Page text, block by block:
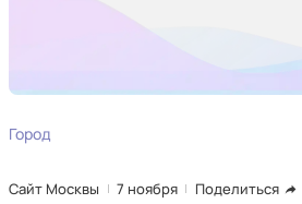
Город
Сайт Москвы 7 ноября Поделиться